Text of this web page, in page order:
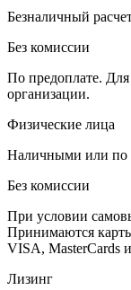
Безналичный
Без комиссии
По предоплате.
организации.
Физические лица
Наличными или по
Без комиссии
При условии
Принимаются
VISA, MasterCards
Лизинг